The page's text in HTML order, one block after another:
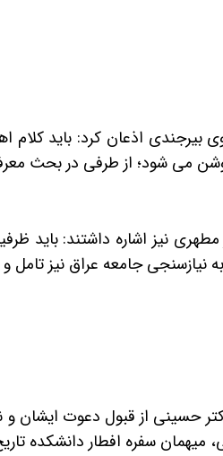
بیرجندی اذعان کرد: باید
می شود؛ از طرفی در بحث
نیز اشاره داشتند: باید
نیازسنجی جامعه عراق نیز تامل
حسینی از قبول دعوت ایشان
سفره افطار دانشکده